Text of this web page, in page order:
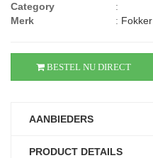
Category
:
Merk
: Fokker
BESTEL NU DIRECT
AANBIEDERS
PRODUCT DETAILS